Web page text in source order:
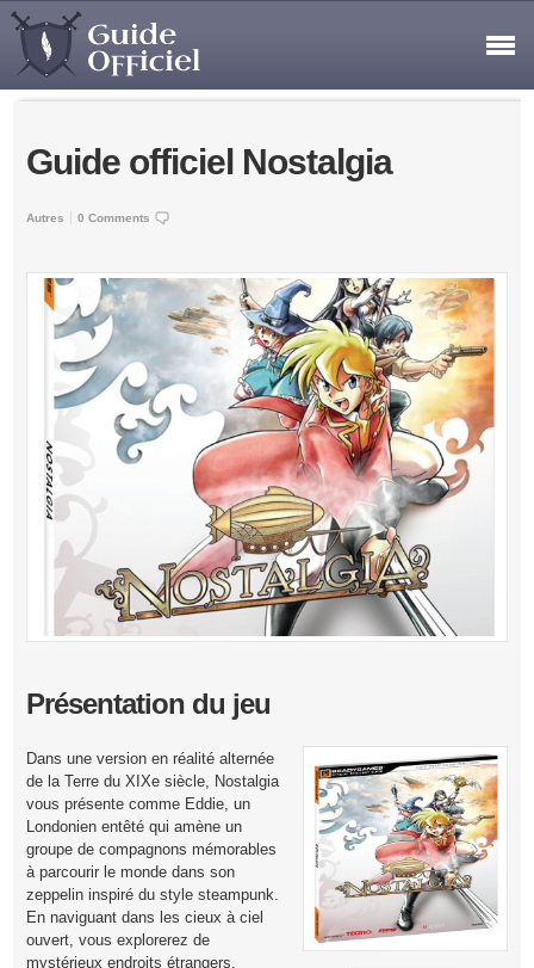
Guide officiel Nostalgia
Autres 0 Comments
Présentation du jeu
Dans une version en réalité alternée
de la Terre du XIXe siècle, Nostalgia
vous présente comme Eddie, un
Londonien entêté qui amène un
groupe de compagnons mémorables
à parcourir le monde dans son
zeppelin inspiré du style steampunk.
En naviguant dans les cieux à ciel
ouvert, vous explorerez de
mystérieux endroits étrangers,